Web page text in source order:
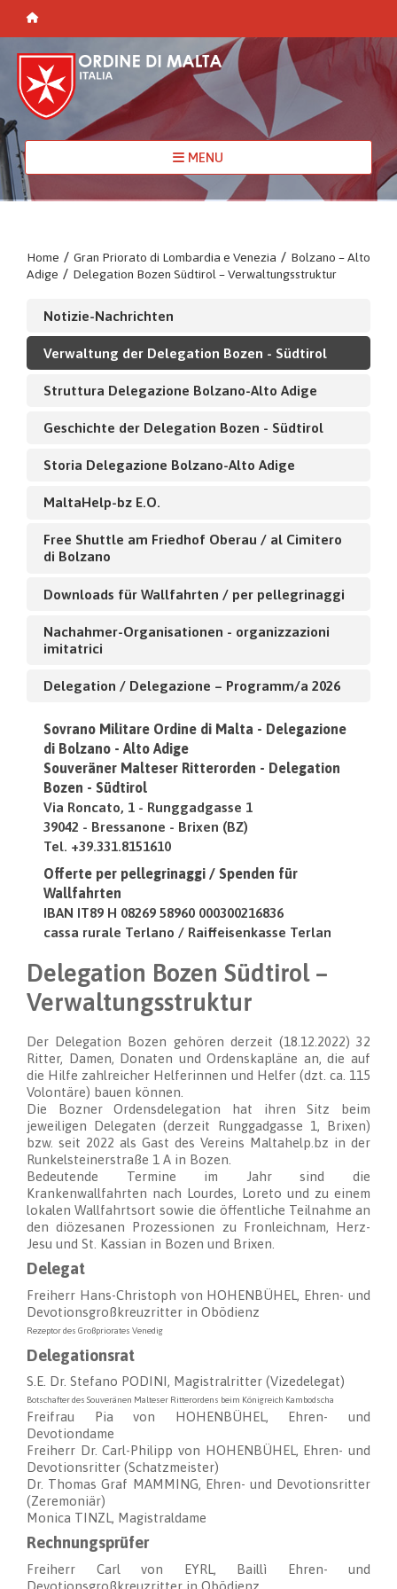
MENU
Home / Gran Priorato di Lombardia e Venezia / Bolzano – Alto
Adige / Delegation Bozen Südtirol – Verwaltungsstruktur
Notizie-Nachrichten
Verwaltung der Delegation Bozen - Südtirol
Struttura Delegazione Bolzano-Alto Adige
Geschichte der Delegation Bozen - Südtirol
Storia Delegazione Bolzano-Alto Adige
MaltaHelp-bz E.O.
Free Shuttle am Friedhof Oberau / al Cimitero
di Bolzano
Downloads für Wallfahrten / per pellegrinaggi
Nachahmer-Organisationen - organizzazioni
imitatrici
Delegation / Delegazione – Programm/a 2026
Sovrano Militare Ordine di Malta - Delegazione
di Bolzano - Alto Adige
Souveräner Malteser Ritterorden - Delegation
Bozen - Südtirol
Via Roncato, 1 - Runggadgasse 1
39042 - Bressanone - Brixen (BZ)
Tel. +39.331.8151610
Offerte per pellegrinaggi / Spenden für
Wallfahrten
IBAN IT89 H 08269 58960 000300216836
cassa rurale Terlano / Raiffeisenkasse Terlan
Delegation Bozen Südtirol –
Verwaltungsstruktur
Der Delegation Bozen gehören derzeit (18.12.2022) 32
Ritter, Damen, Donaten und Ordenskapläne an, die auf
die Hilfe zahlreicher Helferinnen und Helfer (dzt. ca. 115
Volontäre) bauen können.
Die Bozner Ordensdelegation hat ihren Sitz beim
jeweiligen Delegaten (derzeit Runggadgasse 1, Brixen)
bzw. seit 2022 als Gast des Vereins Maltahelp.bz in der
Runkelsteinerstraße 1 A in Bozen.
Bedeutende Termine im Jahr sind die
Krankenwallfahrten nach Lourdes, Loreto und zu einem
lokalen Wallfahrtsort sowie die öffentliche Teilnahme an
den diözesanen Prozessionen zu Fronleichnam, Herz-
Jesu und St. Kassian in Bozen und Brixen.
Delegat
Freiherr Hans-Christoph von HOHENBÜHEL, Ehren- und
Devotionsgroßkreuzritter in Obödienz
Rezeptor des Großpriorates Venedig
Delegationsrat
S.E. Dr. Stefano PODINI, Magistralritter (Vizedelegat)
Botschafter des Souveränen Malteser Ritterordens beim Königreich Kambodscha
Freifrau Pia von HOHENBÜHEL, Ehren- und
Devotiondame
Freiherr Dr. Carl-Philipp von HOHENBÜHEL, Ehren- und
Devotionsritter (Schatzmeister)
Dr. Thomas Graf MAMMING, Ehren- und Devotionsritter
(Zeremoniär)
Monica TINZL, Magistraldame
Rechnungsprüfer
Freiherr Carl von EYRL, Baillì Ehren- und
Devotionsgroßkreuzritter in Obödienz